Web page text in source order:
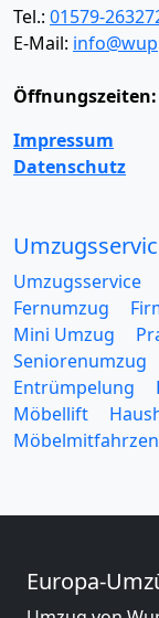
Tel.: 01579-
E-Mail:
Öffnungszeiten:
Impressum
Datenschutz
Umzugsservice
Fernumzug
Mini Umzug
Seniorenumzug
Entrümpelung
Möbellift
Europa-